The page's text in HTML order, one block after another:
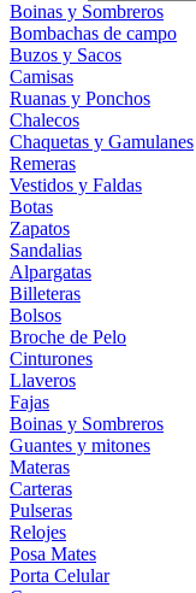
Boinas y Sombreros
Bombachas de campo
Buzos y Sacos
Camisas
Ruanas y Ponchos
Chalecos
Chaquetas y Gamulanes
Remeras
Vestidos y Faldas
Botas
Zapatos
Sandalias
Alpargatas
Billeteras
Bolsos
Broche de Pelo
Cinturones
Llaveros
Fajas
Boinas y Sombreros
Guantes y mitones
Materas
Carteras
Pulseras
Relojes
Posa Mates
Porta Celular